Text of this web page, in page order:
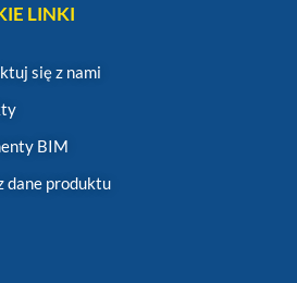
LINKI
się z nami
BIM
dane produktu